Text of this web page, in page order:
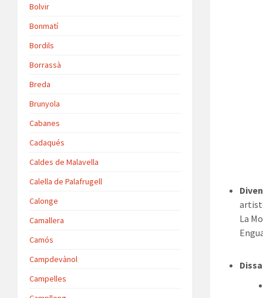
La
Bolvir
Bonmatí
Bordils
Borrassà
Breda
Brunyola
Cabanes
Cadaqués
Caldes de Malavella
Calella de Palafrugell
Calonge
Camallera
Camós
Campdevànol
Campelles